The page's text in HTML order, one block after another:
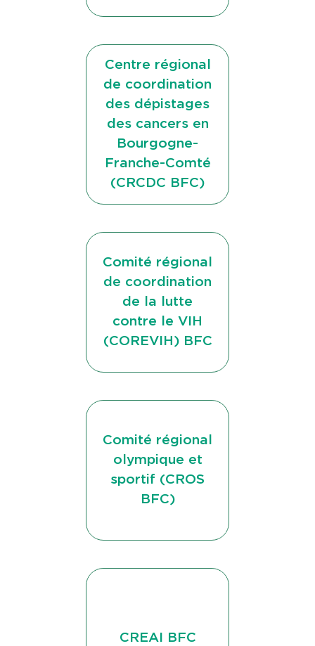
Centre régional
de coordination
des dépistages
des cancers en
Bourgogne-
Franche-Comté
(CRCDC BFC)
Comité régional
de coordination
de la lutte
contre le VIH
(COREVIH) BFC
Comité régional
olympique et
sportif (CROS
BFC)
CREAI BFC